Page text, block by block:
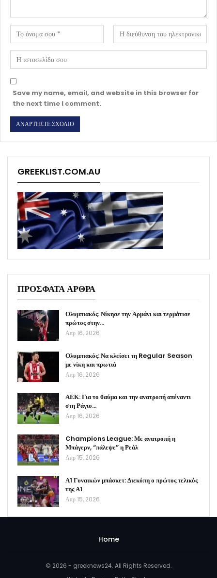
Save my name, email, and website in this browser for
the next time I comment.
GREEKLIST.COM.AU
ΠΡΟΣΦΑΤΑ ΑΡΘΡΑ
Ολυμπιακός: Νίκησε την Αρμάνι και τερμάτισε
πρώτος στην…
Απρ 16, 2026
Ολυμπιακός: Να κλείσει τη Regular Season
με νίκη και πρωτιά
Απρ 16, 2026
ΑΕΚ: Για το θαύμα και την ανατροπή απέναντι
στη Ράγιο…
Απρ 16, 2026
Champions League: Με ανατροπή η
Μπάγερν, “πάλεψε” η Ρεάλ
Απρ 15, 2026
Α1 Γυναικών μπάσκετ: Διεκόπη ο πρώτος τελικός
της Α1
Απρ 15, 2026
Home
© 2026 - greeknews24. All Rights Reserved.